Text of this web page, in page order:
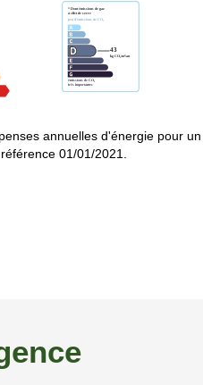
annuelles d'énergie pour
01/01/2021.